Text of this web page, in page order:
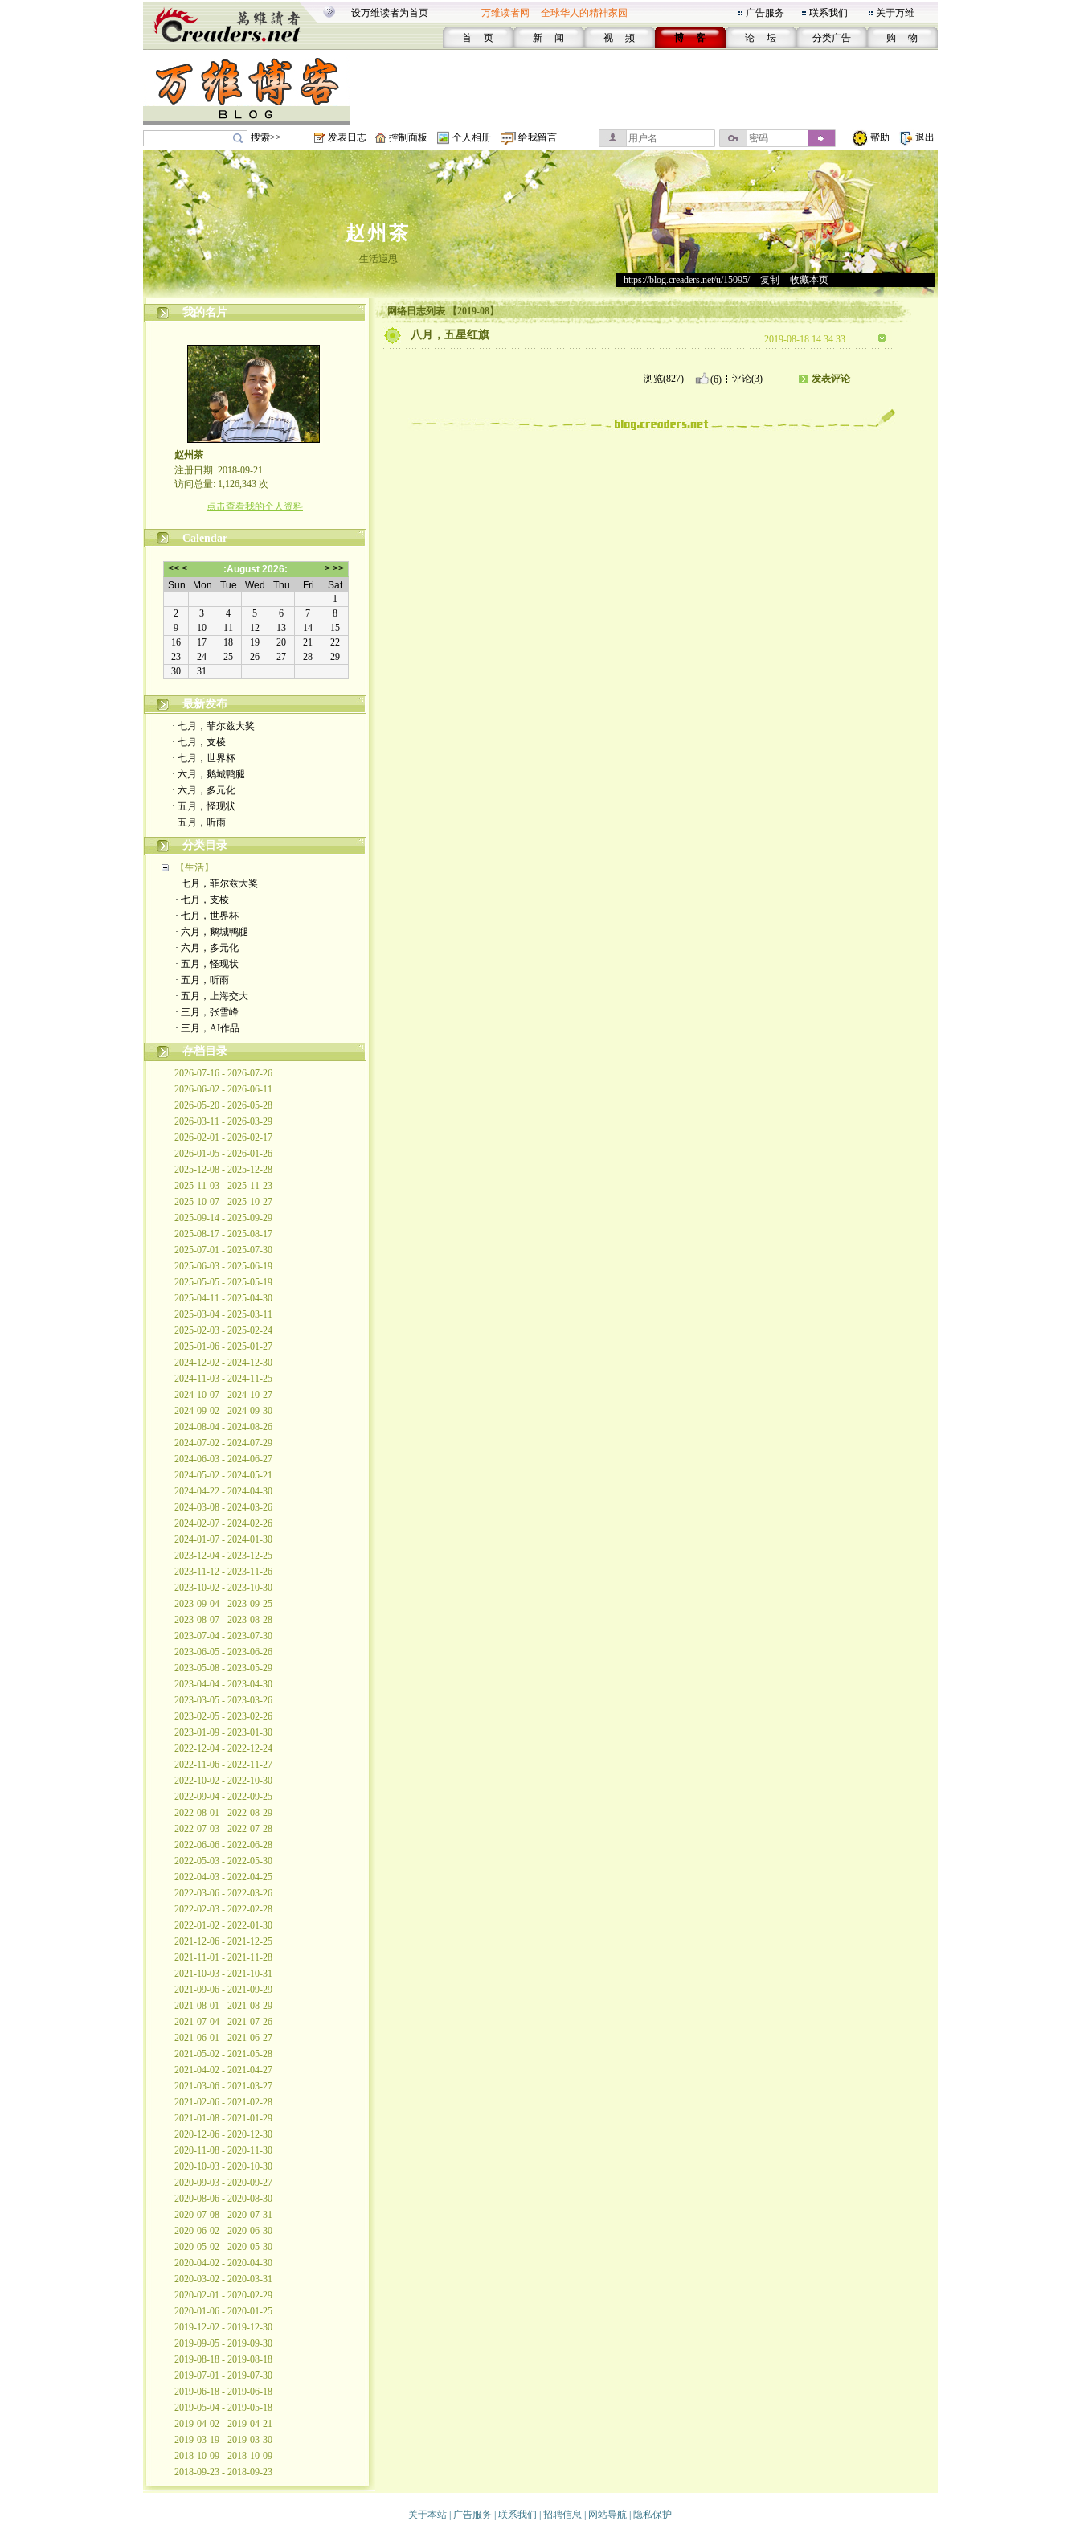
设万维读者为首页 万维读者网 -- 全球华人的精神家园 广告服务 联系我们 关于万维
首 页 新 闻 视 频 博 客 论 坛 分类广告 购 物
搜索>> 发表日志 控制面板 个人相册 给我留言 帮助 退出
赵州茶
生活遐思
https://blog.creaders.net/u/15095/> 复制 收藏本页
我的名片
赵州茶
注册日期: 2018-09-21
访问总量: 1,126,343 次
点击查看我的个人资料
Calendar
最新发布
· 七月，菲尔兹大奖
· 七月，支棱
· 七月，世界杯
· 六月，鹅城鸭腿
· 六月，多元化
· 五月，怪现状
· 五月，听雨
分类目录
【生活】
· 七月，菲尔兹大奖
· 七月，支棱
· 七月，世界杯
· 六月，鹅城鸭腿
· 六月，多元化
· 五月，怪现状
· 五月，听雨
· 五月，上海交大
· 三月，张雪峰
· 三月，AI作品
存档目录
2026-07-16 - 2026-07-26
2026-06-02 - 2026-06-11
2026-05-20 - 2026-05-28
2026-03-11 - 2026-03-29
2026-02-01 - 2026-02-17
2026-01-05 - 2026-01-26
2025-12-08 - 2025-12-28
2025-11-03 - 2025-11-23
2025-10-07 - 2025-10-27
2025-09-14 - 2025-09-29
2025-08-17 - 2025-08-17
2025-07-01 - 2025-07-30
2025-06-03 - 2025-06-19
2025-05-05 - 2025-05-19
2025-04-11 - 2025-04-30
2025-03-04 - 2025-03-11
2025-02-03 - 2025-02-24
2025-01-06 - 2025-01-27
2024-12-02 - 2024-12-30
2024-11-03 - 2024-11-25
2024-10-07 - 2024-10-27
2024-09-02 - 2024-09-30
2024-08-04 - 2024-08-26
2024-07-02 - 2024-07-29
2024-06-03 - 2024-06-27
2024-05-02 - 2024-05-21
2024-04-22 - 2024-04-30
2024-03-08 - 2024-03-26
2024-02-07 - 2024-02-26
2024-01-07 - 2024-01-30
2023-12-04 - 2023-12-25
2023-11-12 - 2023-11-26
2023-10-02 - 2023-10-30
2023-09-04 - 2023-09-25
2023-08-07 - 2023-08-28
2023-07-04 - 2023-07-30
2023-06-05 - 2023-06-26
2023-05-08 - 2023-05-29
2023-04-04 - 2023-04-30
2023-03-05 - 2023-03-26
2023-02-05 - 2023-02-26
2023-01-09 - 2023-01-30
2022-12-04 - 2022-12-24
2022-11-06 - 2022-11-27
2022-10-02 - 2022-10-30
2022-09-04 - 2022-09-25
2022-08-01 - 2022-08-29
2022-07-03 - 2022-07-28
2022-06-06 - 2022-06-28
2022-05-03 - 2022-05-30
2022-04-03 - 2022-04-25
2022-03-06 - 2022-03-26
2022-02-03 - 2022-02-28
2022-01-02 - 2022-01-30
2021-12-06 - 2021-12-25
2021-11-01 - 2021-11-28
2021-10-03 - 2021-10-31
2021-09-06 - 2021-09-29
2021-08-01 - 2021-08-29
2021-07-04 - 2021-07-26
2021-06-01 - 2021-06-27
2021-05-02 - 2021-05-28
2021-04-02 - 2021-04-27
2021-03-06 - 2021-03-27
2021-02-06 - 2021-02-28
2021-01-08 - 2021-01-29
2020-12-06 - 2020-12-30
2020-11-08 - 2020-11-30
2020-10-03 - 2020-10-30
2020-09-03 - 2020-09-27
2020-08-06 - 2020-08-30
2020-07-08 - 2020-07-31
2020-06-02 - 2020-06-30
2020-05-02 - 2020-05-30
2020-04-02 - 2020-04-30
2020-03-02 - 2020-03-31
2020-02-01 - 2020-02-29
2020-01-06 - 2020-01-25
2019-12-02 - 2019-12-30
2019-09-05 - 2019-09-30
2019-08-18 - 2019-08-18
2019-07-01 - 2019-07-30
2019-06-18 - 2019-06-18
2019-05-04 - 2019-05-18
2019-04-02 - 2019-04-21
2019-03-19 - 2019-03-30
2018-10-09 - 2018-10-09
2018-09-23 - 2018-09-23
网络日志列表 【2019-08】
八月，五星红旗 2019-08-18 14:34:33
浏览(827) (6) 评论(3) 发表评论
关于本站 广告服务 联系我们 招聘信息 网站导航 隐私保护